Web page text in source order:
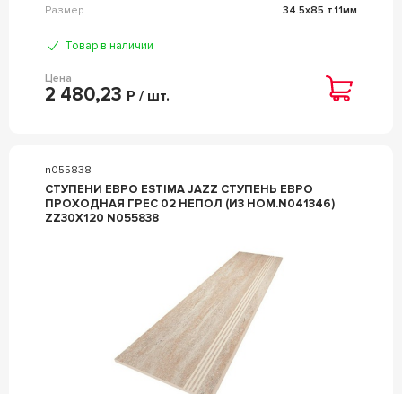
Размер
34.5x85 т.11мм
Товар в наличии
Цена
2 480,23 Р / шт.
n055838
СТУПЕНИ ЕВРО ESTIMA JAZZ СТУПЕНЬ ЕВРО
ПРОХОДНАЯ ГРЕС 02 НЕПОЛ (ИЗ НОМ.N041346)
ZZ30X120 N055838